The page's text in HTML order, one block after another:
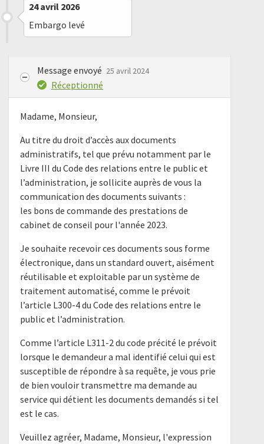
24 avril 2026
Embargo levé
Message envoyé 25 avril 2024
Réceptionné
Madame, Monsieur,
Au titre du droit d’accès aux documents
administratifs, tel que prévu notamment par le
Livre III du Code des relations entre le public et
l’administration, je sollicite auprès de vous la
communication des documents suivants :
les bons de commande des prestations de
cabinet de conseil pour l'année 2023.
Je souhaite recevoir ces documents sous forme
électronique, dans un standard ouvert, aisément
réutilisable et exploitable par un système de
traitement automatisé, comme le prévoit
l’article L300-4 du Code des relations entre le
public et l’administration.
Comme l’article L311-2 du code précité le prévoit
lorsque le demandeur a mal identifié celui qui est
susceptible de répondre à sa requête, je vous prie
de bien vouloir transmettre ma demande au
service qui détient les documents demandés si tel
est le cas.
Veuillez agréer, Madame, Monsieur, l'expression